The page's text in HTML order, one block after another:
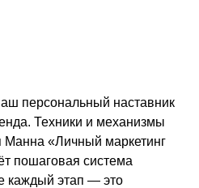
персональный наставник
Техники и механизмы
Манна «Личный маркетинг
пошаговая система
каждый этап — это